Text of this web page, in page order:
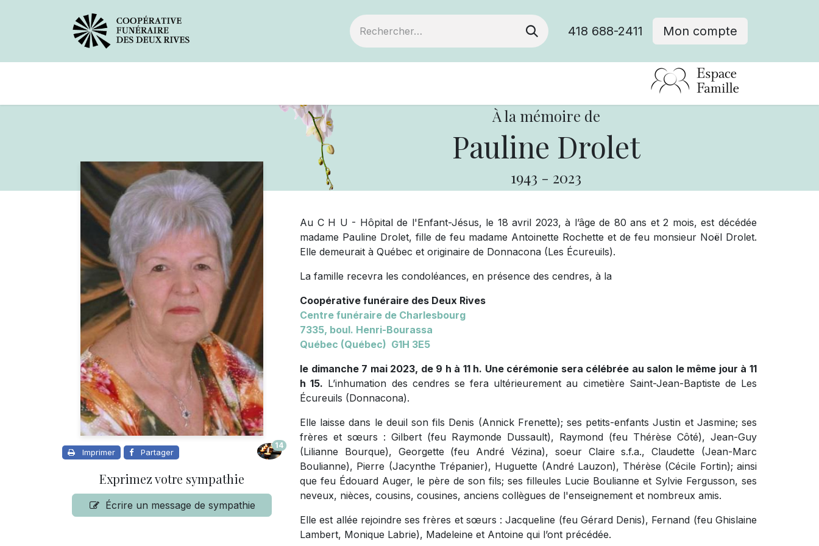
418 688-2411 Mon compte
À la mémoire de
Pauline Drolet
1943 - 2023
Imprimer Partager
14
Exprimez votre sympathie
Écrire un message de sympathie
Au C H U - Hôpital de l'Enfant-Jésus, le 18 avril 2023, à l’âge de 80 ans et 2 mois, est décédée
madame Pauline Drolet, fille de feu madame Antoinette Rochette et de feu monsieur Noël Drolet.
Elle demeurait à Québec et originaire de Donnacona (Les Écureuils).
La famille recevra les condoléances, en présence des cendres, à la
Coopérative funéraire des Deux Rives
Centre funéraire de Charlesbourg
7335, boul. Henri-Bourassa
Québec (Québec) G1H 3E5
le dimanche 7 mai 2023, de 9 h à 11 h. Une cérémonie sera célébrée au salon le même jour à 11
h 15. L’inhumation des cendres se fera ultérieurement au cimetière Saint-Jean-Baptiste de Les
Écureuils (Donnacona).
Elle laisse dans le deuil son fils Denis (Annick Frenette); ses petits-enfants Justin et Jasmine; ses
frères et sœurs : Gilbert (feu Raymonde Dussault), Raymond (feu Thérèse Côté), Jean-Guy
(Lilianne Bourque), Georgette (feu André Vézina), soeur Claire s.f.a., Claudette (Jean-Marc
Boulianne), Pierre (Jacynthe Trépanier), Huguette (André Lauzon), Thérèse (Cécile Fortin); ainsi
que feu Édouard Auger, le père de son fils; ses filleules Lucie Boulianne et Sylvie Fergusson, ses
neveux, nièces, cousins, cousines, anciens collègues de l'enseignement et nombreux amis.
Elle est allée rejoindre ses frères et sœurs : Jacqueline (feu Gérard Denis), Fernand (feu Ghislaine
Lambert, Monique Labrie), Madeleine et Antoine qui l’ont précédée.